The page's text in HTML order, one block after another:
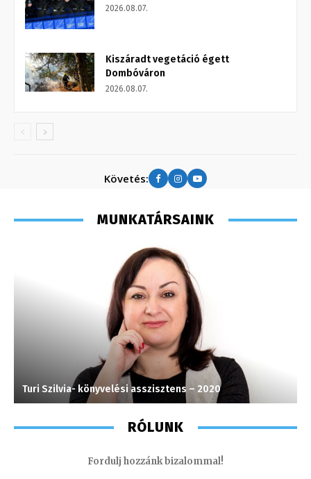
2026.08.07.
Kiszáradt vegetáció égett
Dombóváron
2026.08.07.
Követés:
MUNKATÁRSAINK
Turi Szilvia- könyvelési asszisztens – 2020
RÓLUNK
Fordulj hozzánk bizalommal!